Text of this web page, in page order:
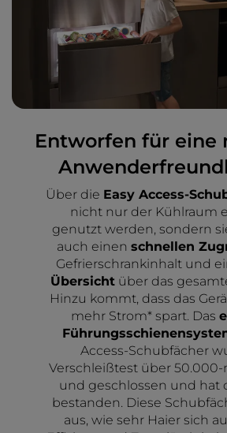
Entworfen für eine
Über die Easy Access-
nicht nur der Kühlraum
genutzt werden, sondern
auch einenschnellen
Gefrierschrankinhalt und
Übersicht über das
Hinzu kommt, dass das
mehr Strom* spart. Das
Access-Schubfächer
Verschleißtest über
und geschlossen und hat
bestanden. Diese
aus, wie sehr Haier sich